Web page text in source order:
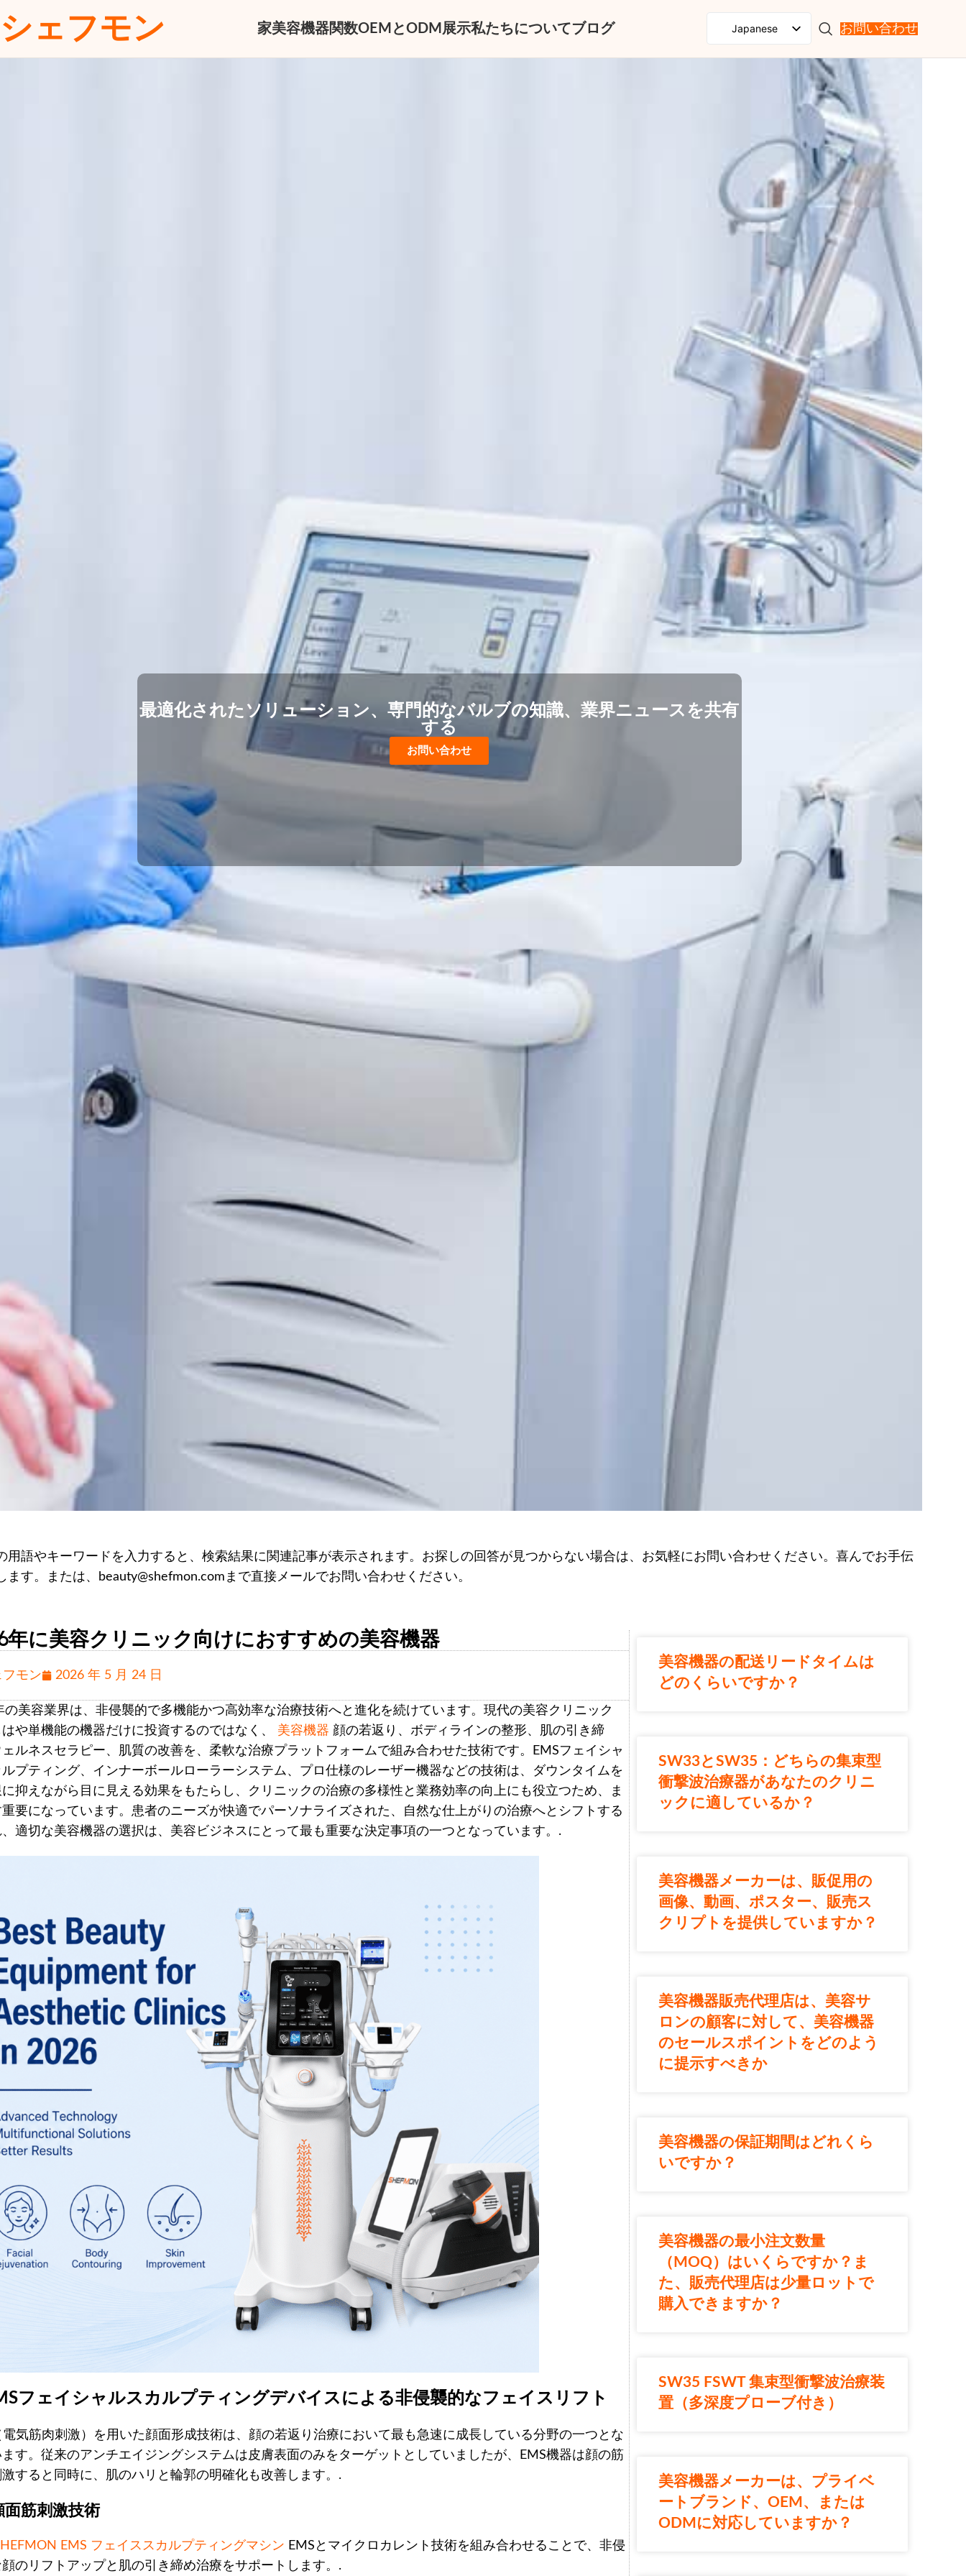
シェフモン 家美容機器関数OEMとODM 展示私たちについてブログ
Japanese
Portuguese
German
Korean
Italian
お問い合わせ
最適化されたソリューション、専門的なバルブの知識、業界ニュースを共有
する
お問い合わせ
用語やキーワードを入力すると、検索結果に関連記事が表示されます。お探しの回答が見つからない場合は、お気軽にお問い合わせください。喜んでお手伝
ます。または、beauty@shefmon.comまで直接メールでお問い合わせください。
年に美容クリニック向けにおすすめの美容機器
フモン 2026 年 5 月 24 日
の美容業界は、非侵襲的で多機能かつ高効率な治療技術へと進化を続けています。現代の美容クリニック
や単機能の機器だけに投資するのではなく、 美容機器 顔の若返り、ボディラインの整形、肌の引き締
ルネスセラピー、肌質の改善を、柔軟な治療プラットフォームで組み合わせた技術です。EMSフェイシャ
プティング、インナーボールローラーシステム、プロ仕様のレーザー機器などの技術は、ダウンタイムを
抑えながら目に見える効果をもたらし、クリニックの治療の多様性と業務効率の向上にも役立つため、ま
要になっています。患者のニーズが快適でパーソナライズされた、自然な仕上がりの治療へとシフトする
適切な美容機器の選択は、美容ビジネスにとって最も重要な決定事項の一つとなっています。.
フェイシャルスカルプティングデバイスによる非侵襲的なフェイスリフト
電気筋肉刺激）を用いた顔面形成技術は、顔の若返り治療において最も急速に成長している分野の一つとな
す。従来のアンチエイジングシステムは皮膚表面のみをターゲットとしていましたが、EMS機器は顔の筋
すると同時に、肌のハリと輪郭の明確化も改善します。.
面筋刺激技術
EMS フェイススカルプティングマシン EMSとマイクロカレント技術を組み合わせることで、非侵
のリフトアップと肌の引き締め治療をサポートします。.
美容機器の配送リードタイムは
どのくらいですか？
SW33とSW35：どちらの集束型
衝撃波治療器があなたのクリニ
ックに適しているか？
美容機器メーカーは、販促用の
画像、動画、ポスター、販売ス
クリプトを提供していますか？
美容機器販売代理店は、美容サ
ロンの顧客に対して、美容機器
のセールスポイントをどのよう
に提示すべきか
美容機器の保証期間はどれくら
いですか？
美容機器の最小注文数量
（MOQ）はいくらですか？ま
た、販売代理店は少量ロットで
購入できますか？
SW35 FSWT 集束型衝撃波治療装
置（多深度プローブ付き）
美容機器メーカーは、プライベ
ートブランド、OEM、または
ODMに対応していますか？